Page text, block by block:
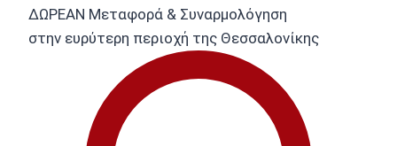
ΔΩΡΕΑΝ Μεταφορά & Συναρμολόγηση
στην ευρύτερη περιοχή της Θεσσαλονίκης